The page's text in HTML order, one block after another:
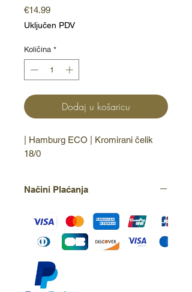
€14.99Cijena
Uključen PDV
Količina *
Dodaj u košaricu
| Hamburg ECO | Kromirani čelik
18/0
Načini Plaćanja